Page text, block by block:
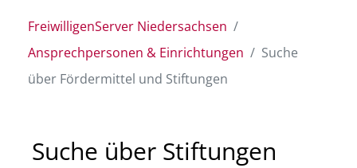
FreiwilligenServer Niedersachsen
Ansprechpersonen & Einrichtungen
Suche
über Fördermittel und Stiftungen
Suche über Stiftungen